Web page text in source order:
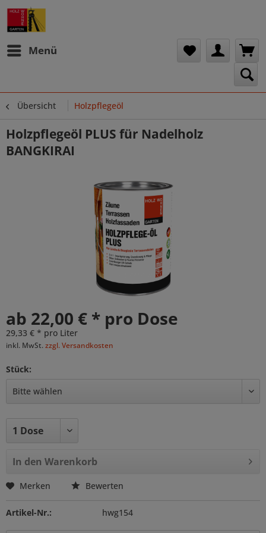
Menü
Übersicht Holzpflegeöl
Holzpflegeöl PLUS für Nadelholz
BANGKIRAI
ab 22,00 € * pro Dose
29,33 € * pro Liter
inkl. MwSt. zzgl. Versandkosten
Stück:
In den Warenkorb
Merken Bewerten
Artikel-Nr.: hwg154